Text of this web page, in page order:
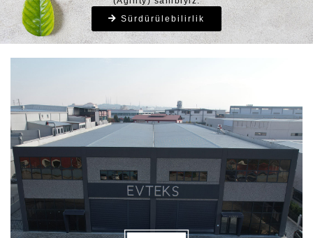
SÜRDÜRÜLEBILIR BIR DÜNYA
OLMAYA ÖNEM VERIYORUZ.
Yeni Dünyamızdaki VUCAortamı ile başa çıkabilmek
için Vizyon (Vision),
(Agility) sahibiyiz.
Sürdürülebilirlik